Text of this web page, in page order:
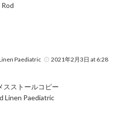
Paediatric
2021年2月3日 at 6:28
スストールコピー
Linen Paediatric